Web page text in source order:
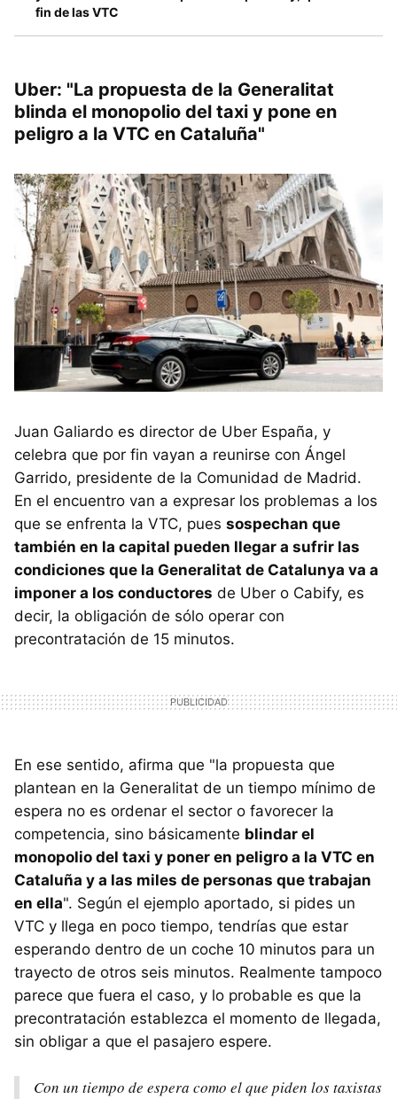
fin de las VTC
Uber: "La propuesta de la Generalitat
blinda el monopolio del taxi y pone en
peligro a la VTC en Cataluña"
Juan Galiardo es director de Uber España, y
celebra que por fin vayan a reunirse con Ángel
Garrido, presidente de la Comunidad de Madrid.
En el encuentro van a expresar los problemas a los
que se enfrenta la VTC, pues sospechan que
también en la capital pueden llegar a sufrir las
condiciones que la Generalitat de Catalunya va a
imponer a los conductores de Uber o Cabify, es
decir, la obligación de sólo operar con
precontratación de 15 minutos.
En ese sentido, afirma que "la propuesta que
plantean en la Generalitat de un tiempo mínimo de
espera no es ordenar el sector o favorecer la
competencia, sino básicamente blindar el
monopolio del taxi y poner en peligro a la VTC en
Cataluña y a las miles de personas que trabajan
en ella". Según el ejemplo aportado, si pides un
VTC y llega en poco tiempo, tendrías que estar
esperando dentro de un coche 10 minutos para un
trayecto de otros seis minutos. Realmente tampoco
parece que fuera el caso, y lo probable es que la
precontratación establezca el momento de llegada,
sin obligar a que el pasajero espere.
Con un tiempo de espera como el que piden los taxistas